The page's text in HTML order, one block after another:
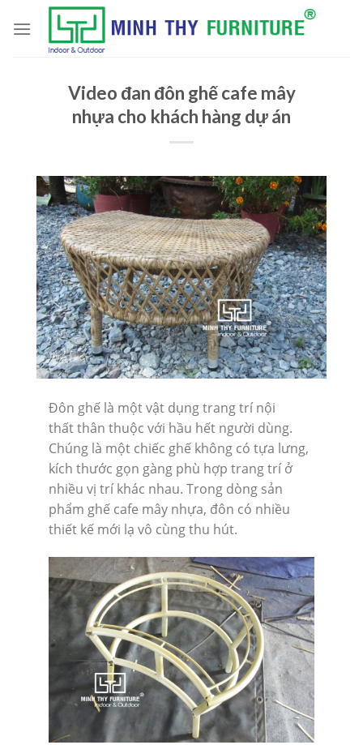
Video đan đôn ghế cafe mây
nhựa cho khách hàng dự án
Đôn ghế là một vật dụng trang trí nội
thất thân thuộc với hầu hết người dùng.
Chúng là một chiếc ghế không có tựa lưng,
kích thước gọn gàng phù hợp trang trí ở
nhiều vị trí khác nhau. Trong dòng sản
phẩm ghế cafe mây nhựa, đôn có nhiều
thiết kế mới lạ vô cùng thu hút.